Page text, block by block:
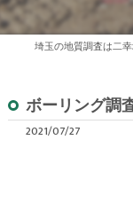
ボーリング調
2021/07/27